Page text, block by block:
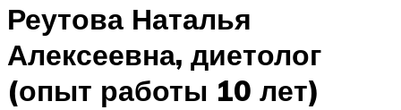
Реутова Наталья
Алексеевна, диетолог
(опыт работы 10 лет)